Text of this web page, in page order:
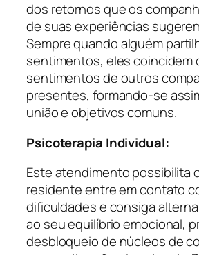
dos retornos que os
de suas experiências
Sempre quando alguém
sentimentos, eles coincidem
sentimentos de outros
presentes, formando-se
união e objetivos comuns.
Psicoterapia Individual:
Este atendimento possibilita
residente entre em contato
dificuldades e consiga
ao seu equilíbrio emocional,
desbloqueio de núcleos de